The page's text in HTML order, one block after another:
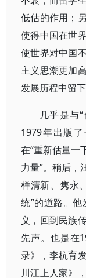
低估的作用；
使得中国在世
使世界对中国
主义思潮更加
发展历程中留下
几乎是与
1979年出版
在“重新估量一
力量”。稍后，
样清新、隽永
统”的道路。
义，回到民族
先声。也是在
录》，李杭育
川江上人家》